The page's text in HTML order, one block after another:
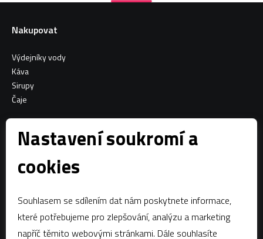
Nastavení soukromí a
cookies
Souhlasem se sdílením dat nám poskytnete informace,
které potřebujeme pro zlepšování, analýzu a marketing
napříč těmito webovými stránkami. Dále souhlasíte
Nakupovat
Výdejníky vody
Káva
Sirupy
Čaje
Facebook
Kontaktujte nás